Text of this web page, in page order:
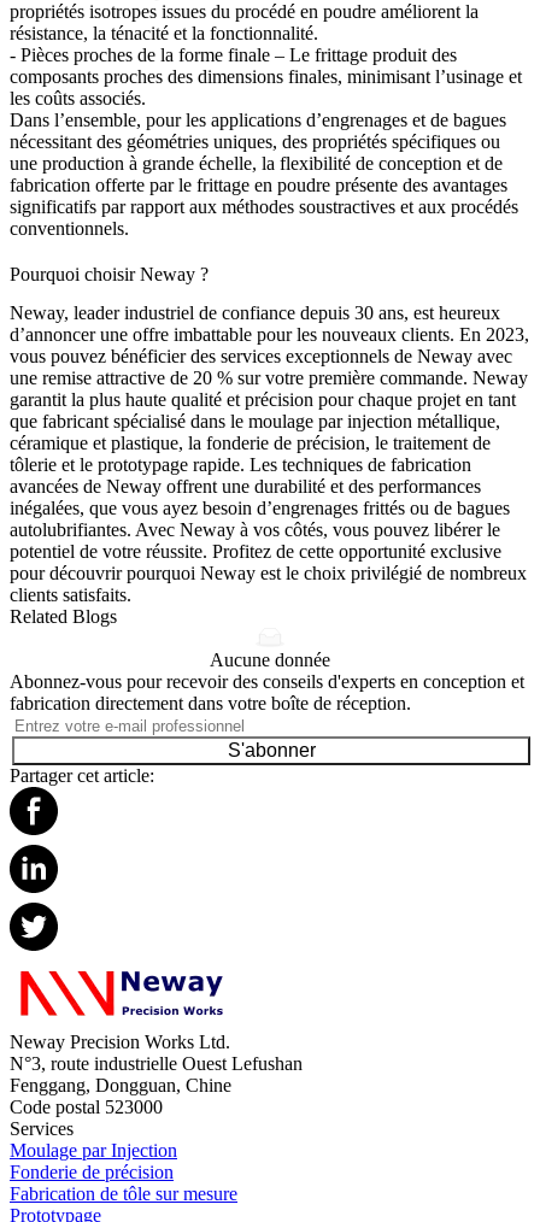
propriétés isotropes issues du procédé en poudre améliorent la
résistance, la ténacité et la fonctionnalité.
- Pièces proches de la forme finale – Le frittage produit des
composants proches des dimensions finales, minimisant l’usinage et
les coûts associés.
Dans l’ensemble, pour les applications d’engrenages et de bagues
nécessitant des géométries uniques, des propriétés spécifiques ou
une production à grande échelle, la flexibilité de conception et de
fabrication offerte par le frittage en poudre présente des avantages
significatifs par rapport aux méthodes soustractives et aux procédés
conventionnels.
Pourquoi choisir Neway ?
Neway, leader industriel de confiance depuis 30 ans, est heureux
d’annoncer une offre imbattable pour les nouveaux clients. En 2023,
vous pouvez bénéficier des services exceptionnels de Neway avec
une remise attractive de 20 % sur votre première commande. Neway
garantit la plus haute qualité et précision pour chaque projet en tant
que fabricant spécialisé dans le moulage par injection métallique,
céramique et plastique, la fonderie de précision, le traitement de
tôlerie et le prototypage rapide. Les techniques de fabrication
avancées de Neway offrent une durabilité et des performances
inégalées, que vous ayez besoin d’engrenages frittés ou de bagues
autolubrifiantes. Avec Neway à vos côtés, vous pouvez libérer le
potentiel de votre réussite. Profitez de cette opportunité exclusive
pour découvrir pourquoi Neway est le choix privilégié de nombreux
clients satisfaits.
Related Blogs
Aucune donnée
Abonnez-vous pour recevoir des conseils d'experts en conception et
fabrication directement dans votre boîte de réception.
S'abonner
Partager cet article:
Neway Precision Works Ltd.
N°3, route industrielle Ouest Lefushan
Fenggang, Dongguan, Chine
Code postal 523000
Services
Moulage par Injection
Fonderie de précision
Fabrication de tôle sur mesure
Prototypage